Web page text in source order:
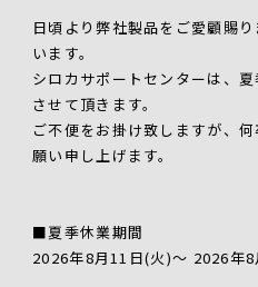
日頃より弊社製品をご愛顧賜
います。
シロカサポートセンターは、
させて頂きます。
ご不便をお掛け致しますが、
願い申し上げます。
■夏季休業期間
2026年8月11日(火)～ 2026年